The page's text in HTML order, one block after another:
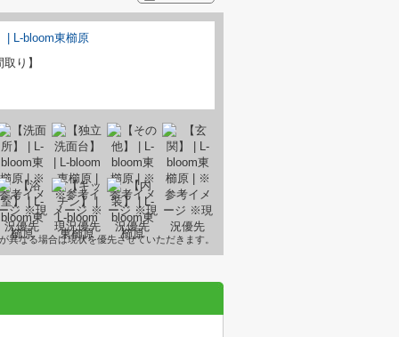
り】
なる場合は現状を優先させていただきます。